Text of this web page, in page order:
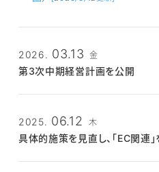
2026. 03.13 金
第3次中期経営計画を公開
項）
[2026/3/13更新]
2025. 06.12 木
具体的施策を見直し、「EC関連